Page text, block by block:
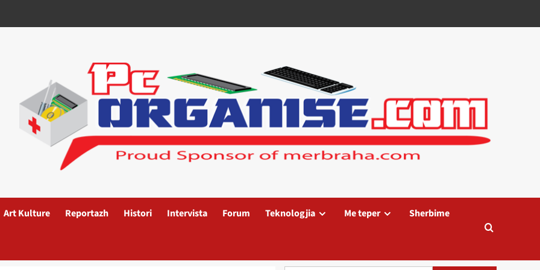
Art Kulture Reportazh Histori Intervista Forum Teknologjia Me teper Sherbime